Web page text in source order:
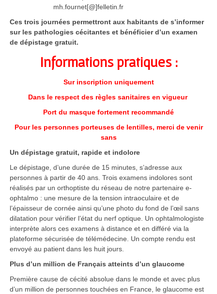
mh.fournet[@]felletin.fr
Ces trois journées permettront aux habitants de s’informer
sur les pathologies cécitantes et bénéficier d’un examen
de dépistage gratuit.
Informations pratiques :
Sur inscription uniquement
Dans le respect des règles sanitaires en vigueur
Port du masque fortement recommandé
Pour les personnes porteuses de lentilles, merci de venir
sans
Un dépistage gratuit, rapide et indolore
Le dépistage, d’une durée de 15 minutes, s’adresse aux
personnes à partir de 40 ans. Trois examens indolores sont
réalisés par un orthoptiste du réseau de notre partenaire e-
ophtalmo : une mesure de la tension intraoculaire et de
l’épaisseur de cornée ainsi qu’une photo du fond de l’œil sans
dilatation pour vérifier l’état du nerf optique. Un ophtalmologiste
interprète alors ces examens à distance et en différé via la
plateforme sécurisée de télémédecine. Un compte rendu est
envoyé au patient dans les huit jours.
Plus d’un million de Français atteints d’un glaucome
Première cause de cécité absolue dans le monde et avec plus
d’un million de personnes touchées en France, le glaucome est